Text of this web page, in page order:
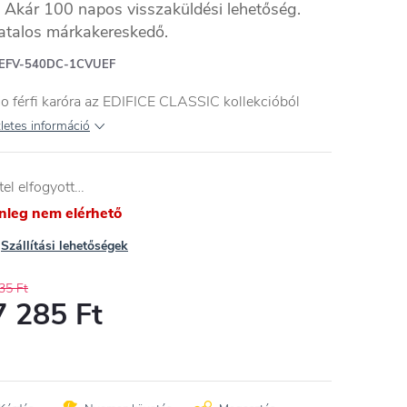
Akár 100 napos visszaküldési lehetőség.
márkakereskedő.
EFV-540DC-1CVUEF
férfi karóra az EDIFICE CLASSIC kollekcióból
információ
elfogyott…
nem elérhető
Szállítási lehetőségek
Ft
285 Ft